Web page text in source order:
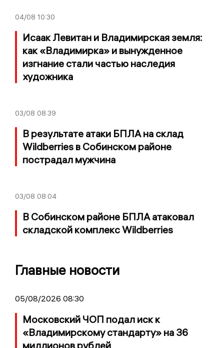
04/08 10:30
Исаак Левитан и Владимирская земля:
как «Владимирка» и вынужденное
изгнание стали частью наследия
художника
03/08 08:39
В результате атаки БПЛА на склад
Wildberries в Собинском районе
пострадал мужчина
03/08 08:04
В Собинском районе БПЛА атаковал
складской комплекс Wildberries
Главные новости
05/08/2026 08:30
Московский ЧОП подал иск к
«Владимирскому стандарту» на 36
миллионов рублей